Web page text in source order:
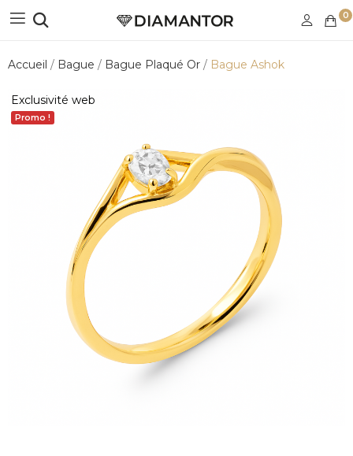
0
Accueil Bague Bague Plaqué Or Bague Ashok
Exclusivité web
Promo !